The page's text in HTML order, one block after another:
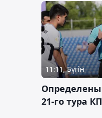
11:11, Бүгін
21-го тура